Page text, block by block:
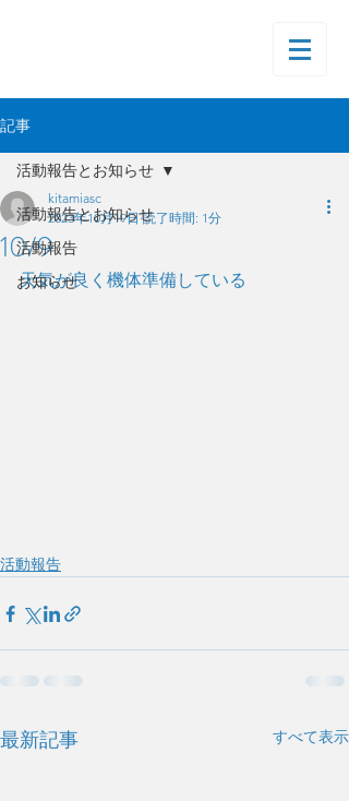
記事
活動報告とお知らせ
活動報告
お知らせ
活動報告とお知らせ
10/9
kitamiasc
2023年10月19日 読了時間: 1分
天気が良く機体準備している
活動報告
最新記事 すべて表示